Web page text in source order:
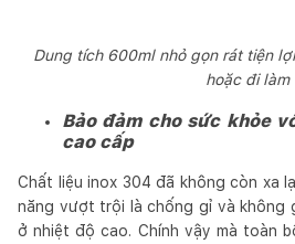
Dung tích 600ml nhỏ gọn rát tiện
hoặc đi làm
Bảo đảm cho sức khỏe
cao cấp
Chất liệu inox 304 đã không còn xa
năng vượt trội là chống gỉ và không
ở nhiệt độ cao. Chính vậy mà toàn